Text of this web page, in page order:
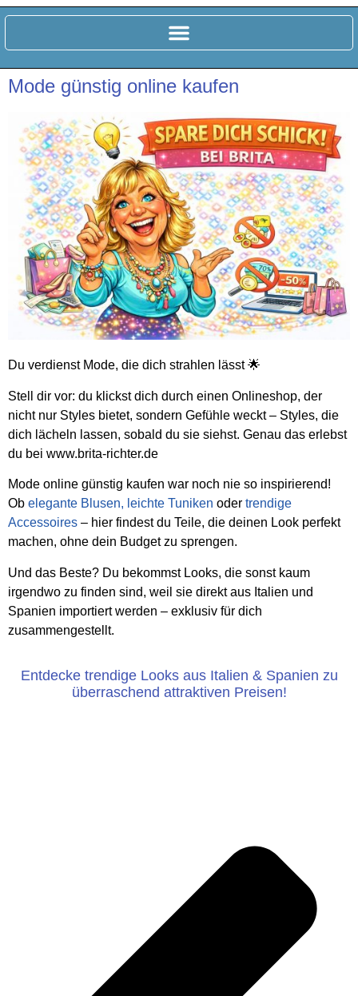
Mode günstig online kaufen
Du verdienst Mode, die dich strahlen lässt 🌟
Stell dir vor: du klickst dich durch einen Onlineshop, der
nicht nur Styles bietet, sondern Gefühle weckt – Styles, die
dich lächeln lassen, sobald du sie siehst. Genau das erlebst
du bei www.brita-richter.de
Mode online günstig kaufen war noch nie so inspirierend!
Ob elegante Blusen, leichte Tuniken oder trendige
Accessoires – hier findest du Teile, die deinen Look perfekt
machen, ohne dein Budget zu sprengen.
Und das Beste? Du bekommst Looks, die sonst kaum
irgendwo zu finden sind, weil sie direkt aus Italien und
Spanien importiert werden – exklusiv für dich
zusammengestellt.
Entdecke trendige Looks aus Italien & Spanien zu
überraschend attraktiven Preisen!